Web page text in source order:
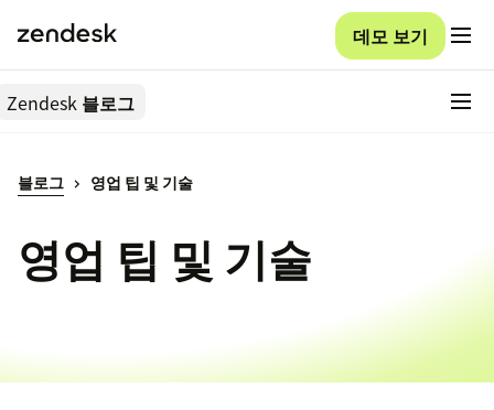
데모 보기
Zendesk 블로그
블로그 영업 팁 및 기술
영업 팁 및 기술